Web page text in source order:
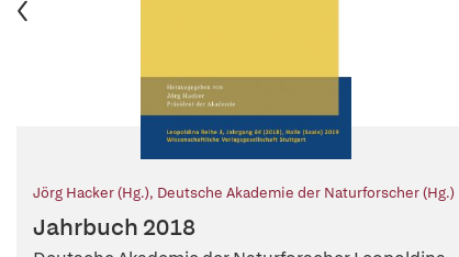
Jörg Hacker (Hg.), Deutsche Akademie der Naturforscher (Hg.)
Jahrbuch 2018